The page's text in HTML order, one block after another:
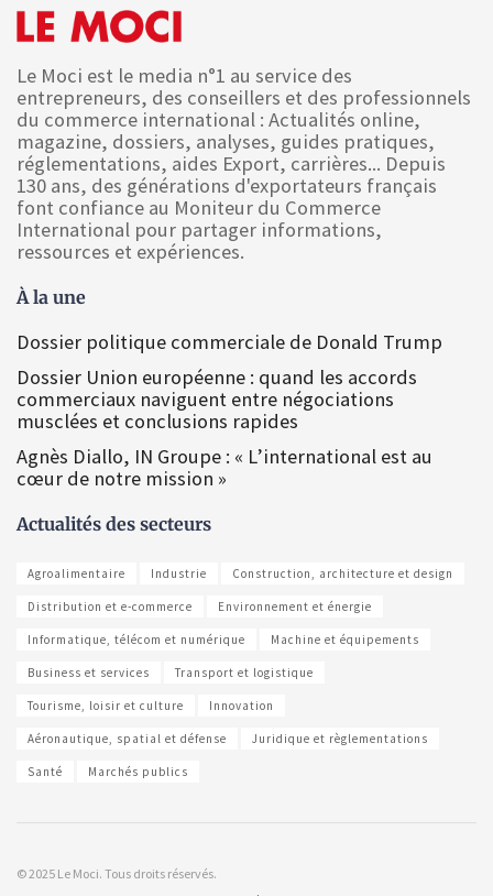
Le Moci est le media n°1 au service des
entrepreneurs, des conseillers et des professionnels
du commerce international : Actualités online,
magazine, dossiers, analyses, guides pratiques,
réglementations, aides Export, carrières... Depuis
130 ans, des générations d'exportateurs français
font confiance au Moniteur du Commerce
International pour partager informations,
ressources et expériences.
À la une
Dossier politique commerciale de Donald Trump
Dossier Union européenne : quand les accords
commerciaux naviguent entre négociations
musclées et conclusions rapides
Agnès Diallo, IN Groupe : « L’international est au
cœur de notre mission »
Actualités des secteurs
Agroalimentaire Industrie Construction, architecture et design
Distribution et e-commerce Environnement et énergie
Informatique, télécom et numérique Machine et équipements
Business et services Transport et logistique
Tourisme, loisir et culture Innovation
Aéronautique, spatial et défense Juridique et règlementations
Santé Marchés publics
© 2025 Le Moci. Tous droits réservés.